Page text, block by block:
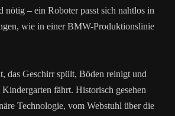
nötig – ein Roboter passt sich nahtlos in
wie in einer BMW-Produktionslinie
das Geschirr spült, Böden reinigt und
fährt. Historisch gesehen
Technologie, vom Webstuhl über die